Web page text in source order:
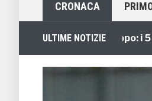
CRONACA
ULTIME NOTIZIE
Viaggi di Gruppo: i 5